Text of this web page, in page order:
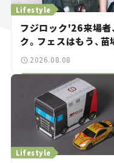
フジロック'26来場者
ク。フェスはもう、
Lifestyle
2026.08.08
Lifestyle